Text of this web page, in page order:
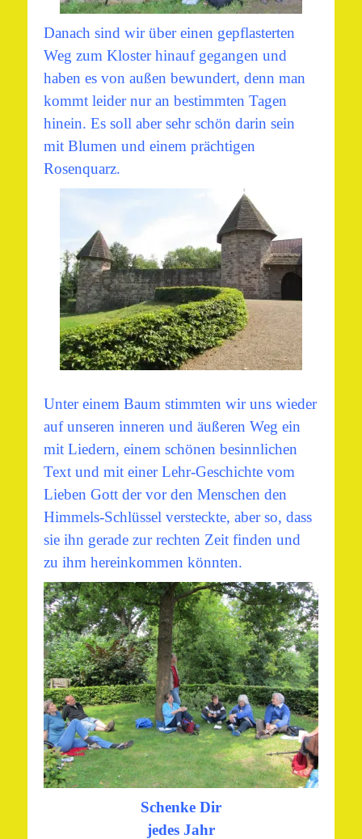
Danach sind wir über einen gepflasterten
Weg zum Kloster hinauf gegangen und
haben es von außen bewundert, denn man
kommt leider nur an bestimmten Tagen
hinein. Es soll aber sehr schön darin sein
mit Blumen und einem prächtigen
Rosenquarz.
Unter einem Baum stimmten wir uns wieder
auf unseren inneren und äußeren Weg ein
mit Liedern, einem schönen besinnlichen
Text und mit einer Lehr-Geschichte vom
Lieben Gott der vor den Menschen den
Himmels-Schlüssel versteckte, aber so, dass
sie ihn gerade zur rechten Zeit finden und
zu ihm hereinkommen könnten.
Schenke Dir
jedes Jahr